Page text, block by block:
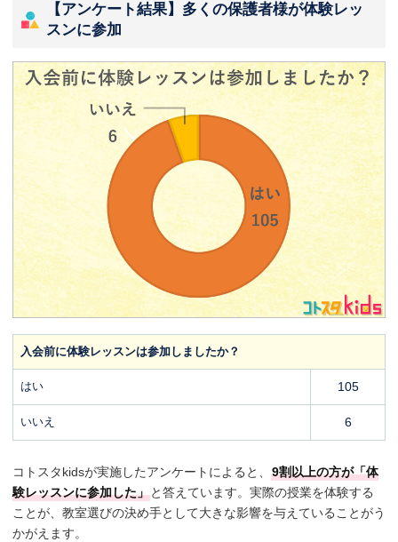
【アンケート結果】多くの保護者様が体験レッ
スンに参加
入会前に体験レッスンは参加しましたか？
はい 105
いいえ 6
コトスタkidsが実施したアンケートによると、 9割以上の方が「体
験レッスンに参加した」と答えています。実際の授業を体験する
ことが、教室選びの決め手として大きな影響を与えていることがう
かがえます。